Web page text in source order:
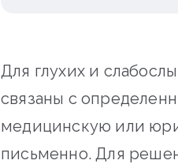
Для глухих и
связаны с
медицинскую или
письменно. Для